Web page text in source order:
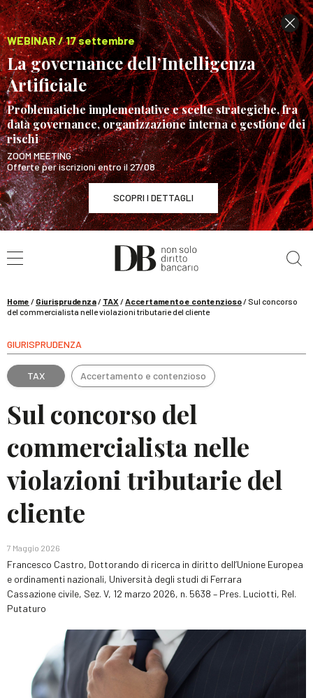
WEBINAR / 17 settembre
La governance dell’Intelligenza
Artificiale
Problematiche implementative e scelte strategiche, fra
data governance, organizzazione interna e gestione dei
rischi
ZOOM MEETING
Offerte per iscrizioni entro il 27/08
SCOPRI I DETTAGLI
WEBINAR / 17 settembre
La governance dell’Intelligenza Artificiale
Home / Giurisprudenza/ TAX /Accertamento e contenzioso/ Sul concorso
del commercialista nelle violazioni tributarie del cliente
GIURISPRUDENZA
TAX Accertamento e contenzioso
Sul concorso del
commercialista nelle
violazioni tributarie del
cliente
7 Maggio 2026
Francesco Castro, Dottorando di ricerca in diritto dell’Unione Europea
e ordinamenti nazionali, Università degli studi di Ferrara
Cassazione civile, Sez. V, 12 marzo 2026, n. 5638 – Pres. Luciotti, Rel.
Putaturo